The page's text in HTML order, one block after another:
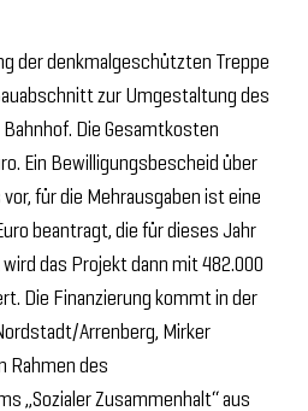
der denkmalgeschützten Treppe
zur Umgestaltung des
Die Gesamtkosten
Ein Bewilligungsbescheid über
für die Mehrausgaben ist eine
beantragt, die für dieses Jahr
das Projekt dann mit 482.000
Die Finanzierung kommt in der
Arrenberg, Mirker
Rahmen des
„Sozialer Zusammenhalt“ aus